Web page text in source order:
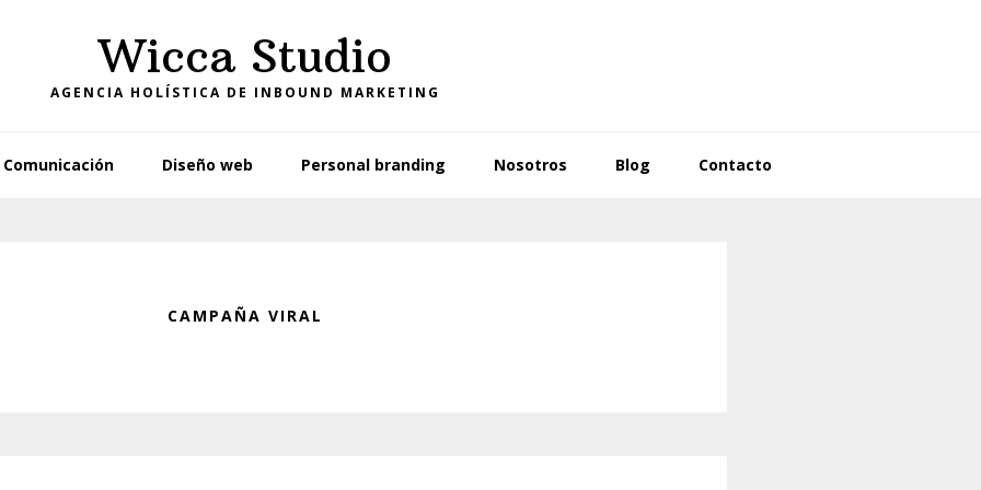
Wicca Studio
AGENCIA HOLÍSTICA DE INBOUND MARKETING
Comunicación Diseño web Personal branding Nosotros Blog Contacto
CAMPAÑA VIRAL